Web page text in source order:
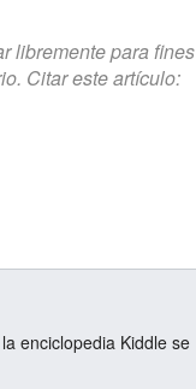
libremente para fines
Citar este artículo:
enciclopedia Kiddle se